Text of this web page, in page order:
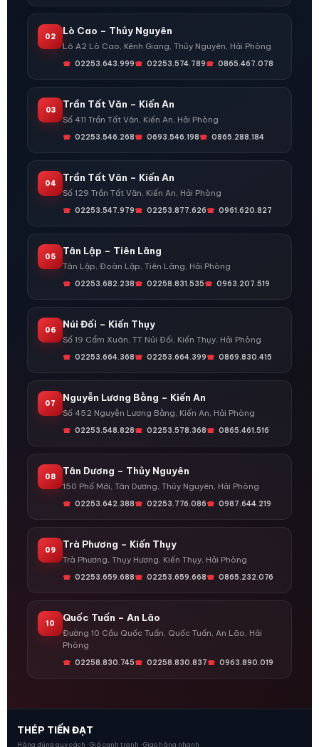
02
Lò Cao – Thủy Nguyên
Lô A2 Lò Cao, Kênh Giang, Thủy Nguyên, Hải Phòng
02253.643.999 02253.574.789 0865.467.078
03
Trần Tất Văn – Kiến An
Số 411 Trần Tất Văn, Kiến An, Hải Phòng
02253.546.268 0693.546.198 0865.288.184
04
Trần Tất Văn – Kiến An
Số 129 Trần Tất Văn, Kiến An, Hải Phòng
02253.547.979 02253.877.626 0961.620.827
05
Tân Lập – Tiên Lãng
Tân Lập, Đoàn Lập, Tiên Lãng, Hải Phòng
02253.682.238 02258.831.535 0963.207.519
06
Núi Đối – Kiến Thụy
Số 19 Cẩm Xuân, TT Núi Đối, Kiến Thụy, Hải Phòng
02253.664.368 02253.664.399 0869.830.415
07
Nguyễn Lương Bằng – Kiến An
Số 452 Nguyễn Lương Bằng, Kiến An, Hải Phòng
02253.548.828 02253.578.368 0865.461.516
08
Tân Dương – Thủy Nguyên
150 Phố Mới, Tân Dương, Thủy Nguyên, Hải Phòng
02253.642.388 02253.776.086 0987.644.219
09
Trà Phương – Kiến Thụy
Trà Phương, Thụy Hương, Kiến Thụy, Hải Phòng
02253.659.688 02253.659.668 0865.232.076
10
Quốc Tuấn – An Lão
Đường 10 Cầu Quốc Tuấn, Quốc Tuấn, An Lão, Hải
Phòng
02258.830.745 02258.830.837 0963.890.019
THÉP TIẾN ĐẠT
Hàng đúng quy cách · Giá cạnh tranh · Giao hàng nhanh